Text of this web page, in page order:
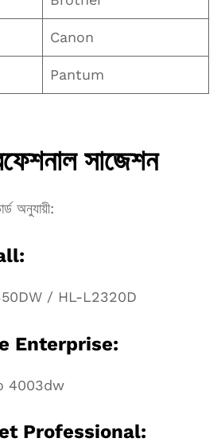
Canon
Pantum
সাজেশন
অনুযায়ী:
/ HL-L2320D
Enterprise:
4003dw
Professional: